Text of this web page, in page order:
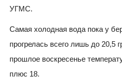
УГМС.
Самая холодная вода пока у
прогрелась всего лишь до 20,5
прошлое воскресенье
плюс 18.